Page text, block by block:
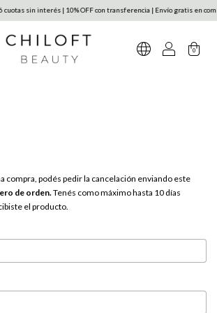
cuotas sin interés | 10% OFF con transferencia | Envío gratis en
0
compra, podés pedir la cancelación enviando este
de orden.Tenés como máximo hasta 10 días
el producto.